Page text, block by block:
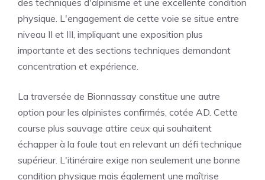
des techniques d'alpinisme et une excellente condition
physique. L'engagement de cette voie se situe entre
niveau II et III, impliquant une exposition plus
importante et des sections techniques demandant
concentration et expérience.
La traversée de Bionnassay constitue une autre
option pour les alpinistes confirmés, cotée AD. Cette
course plus sauvage attire ceux qui souhaitent
échapper à la foule tout en relevant un défi technique
supérieur. L'itinéraire exige non seulement une bonne
condition physique mais également une maîtrise